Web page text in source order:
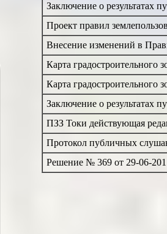
Заключение о результатах
Проект правил
Внесение изменений в
Карта градостроительного
Карта градостроительного
Заключение о результатах
ПЗЗ Токи действующая
Протокол публичных
Решение № 369 от 29-06-